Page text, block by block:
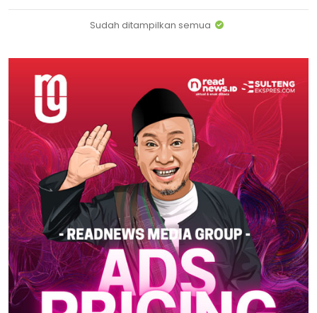
Sudah ditampilkan semua